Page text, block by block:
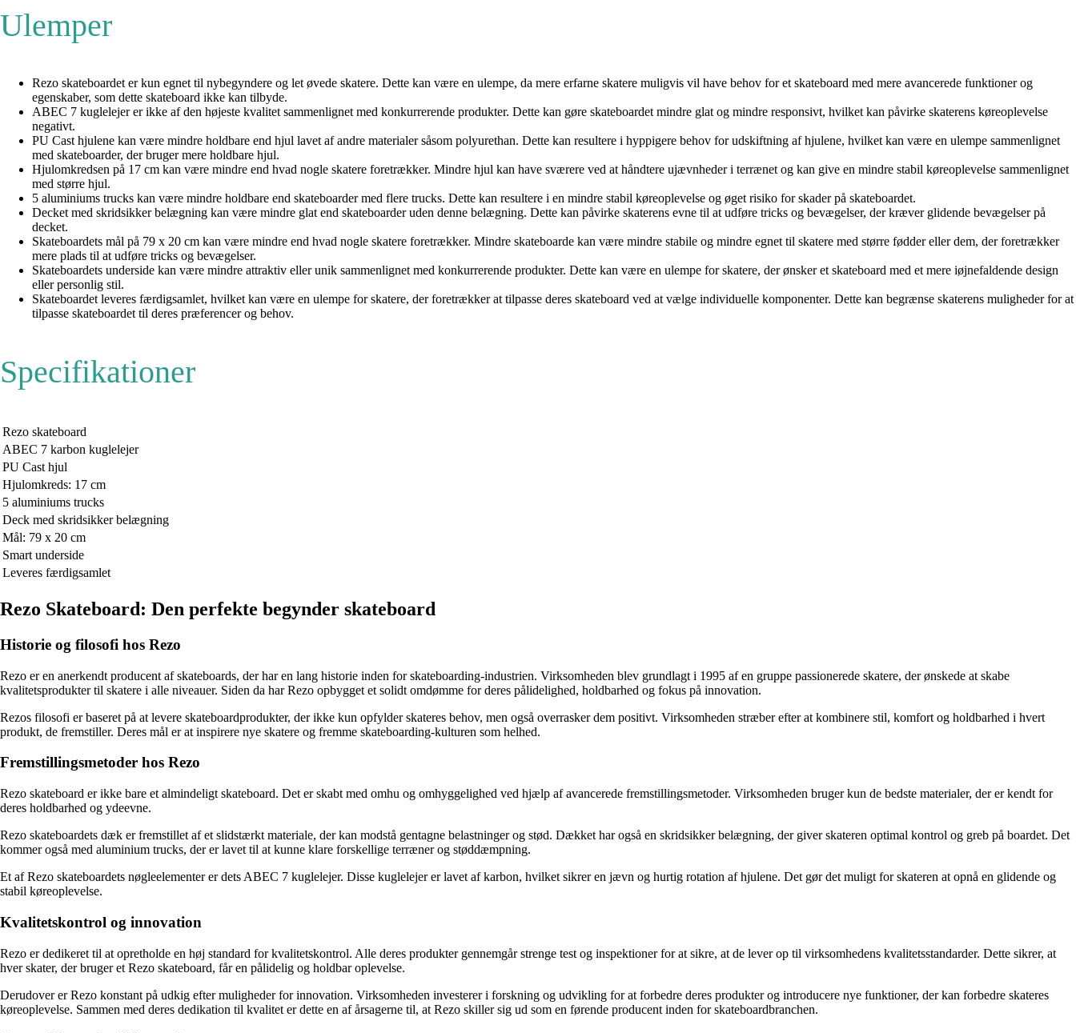
Ulemper
Rezo skateboardet er kun egnet til nybegyndere og let øvede skatere. Dette kan være en ulempe, da mere erfarne skatere muligvis vil have behov for et skateboard med mere avancerede funktioner og
egenskaber, som dette skateboard ikke kan tilbyde.
ABEC 7 kuglelejer er ikke af den højeste kvalitet sammenlignet med konkurrerende produkter. Dette kan gøre skateboardet mindre glat og mindre responsivt, hvilket kan påvirke skaterens køreoplevelse
negativt.
PU Cast hjulene kan være mindre holdbare end hjul lavet af andre materialer såsom polyurethan. Dette kan resultere i hyppigere behov for udskiftning af hjulene, hvilket kan være en ulempe sammenlignet
med skateboarder, der bruger mere holdbare hjul.
Hjulomkredsen på 17 cm kan være mindre end hvad nogle skatere foretrækker. Mindre hjul kan have sværere ved at håndtere ujævnheder i terrænet og kan give en mindre stabil køreoplevelse sammenlignet
med større hjul.
5 aluminiums trucks kan være mindre holdbare end skateboarder med flere trucks. Dette kan resultere i en mindre stabil køreoplevelse og øget risiko for skader på skateboardet.
Decket med skridsikker belægning kan være mindre glat end skateboarder uden denne belægning. Dette kan påvirke skaterens evne til at udføre tricks og bevægelser, der kræver glidende bevægelser på
decket.
Skateboardets mål på 79 x 20 cm kan være mindre end hvad nogle skatere foretrækker. Mindre skateboarde kan være mindre stabile og mindre egnet til skatere med større fødder eller dem, der foretrækker
mere plads til at udføre tricks og bevægelser.
Skateboardets underside kan være mindre attraktiv eller unik sammenlignet med konkurrerende produkter. Dette kan være en ulempe for skatere, der ønsker et skateboard med et mere iøjnefaldende design
eller personlig stil.
Skateboardet leveres færdigsamlet, hvilket kan være en ulempe for skatere, der foretrækker at tilpasse deres skateboard ved at vælge individuelle komponenter. Dette kan begrænse skaterens muligheder for at
tilpasse skateboardet til deres præferencer og behov.
Specifikationer
Rezo skateboard
ABEC 7 karbon kuglelejer
PU Cast hjul
Hjulomkreds: 17 cm
5 aluminiums trucks
Deck med skridsikker belægning
Mål: 79 x 20 cm
Smart underside
Leveres færdigsamlet
Rezo Skateboard: Den perfekte begynder skateboard
Historie og filosofi hos Rezo
Rezo er en anerkendt producent af skateboards, der har en lang historie inden for skateboarding-industrien. Virksomheden blev grundlagt i 1995 af en gruppe passionerede skatere, der ønskede at skabe
kvalitetsprodukter til skatere i alle niveauer. Siden da har Rezo opbygget et solidt omdømme for deres pålidelighed, holdbarhed og fokus på innovation.
Rezos filosofi er baseret på at levere skateboardprodukter, der ikke kun opfylder skateres behov, men også overrasker dem positivt. Virksomheden stræber efter at kombinere stil, komfort og holdbarhed i hvert
produkt, de fremstiller. Deres mål er at inspirere nye skatere og fremme skateboarding-kulturen som helhed.
Fremstillingsmetoder hos Rezo
Rezo skateboard er ikke bare et almindeligt skateboard. Det er skabt med omhu og omhyggelighed ved hjælp af avancerede fremstillingsmetoder. Virksomheden bruger kun de bedste materialer, der er kendt for
deres holdbarhed og ydeevne.
Rezo skateboardets dæk er fremstillet af et slidstærkt materiale, der kan modstå gentagne belastninger og stød. Dækket har også en skridsikker belægning, der giver skateren optimal kontrol og greb på boardet. Det
kommer også med aluminium trucks, der er lavet til at kunne klare forskellige terræner og støddæmpning.
Et af Rezo skateboardets nøgleelementer er dets ABEC 7 kuglelejer. Disse kuglelejer er lavet af karbon, hvilket sikrer en jævn og hurtig rotation af hjulene. Det gør det muligt for skateren at opnå en glidende og
stabil køreoplevelse.
Kvalitetskontrol og innovation
Rezo er dedikeret til at opretholde en høj standard for kvalitetskontrol. Alle deres produkter gennemgår strenge test og inspektioner for at sikre, at de lever op til virksomhedens kvalitetsstandarder. Dette sikrer, at
hver skater, der bruger et Rezo skateboard, får en pålidelig og holdbar oplevelse.
Derudover er Rezo konstant på udkig efter muligheder for innovation. Virksomheden investerer i forskning og udvikling for at forbedre deres produkter og introducere nye funktioner, der kan forbedre skateres
køreoplevelse. Sammen med deres dedikation til kvalitet er dette en af årsagerne til, at Rezo skiller sig ud som en førende producent inden for skateboardbranchen.